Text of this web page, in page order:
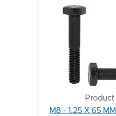
Product
M8 - 1.25 X 65